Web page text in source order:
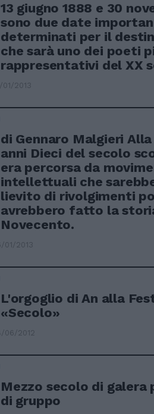
13 giugno 1888 e 30
sono due date
determinati per il
che sarà uno dei poeti
rappresentativi del XX
01/2013
di Gennaro Malgieri
anni Dieci del secolo
era percorsa da
intellettuali che
lievito di rivolgimenti
avrebbero fatto la
Novecento.
01/2013
L'orgoglio di An alla
«Secolo»
06/2012
Mezzo secolo di galera
di gruppo